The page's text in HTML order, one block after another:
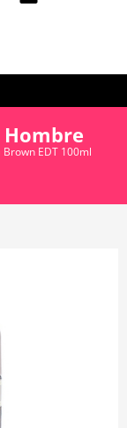
Hombre
Brown EDT 100ml